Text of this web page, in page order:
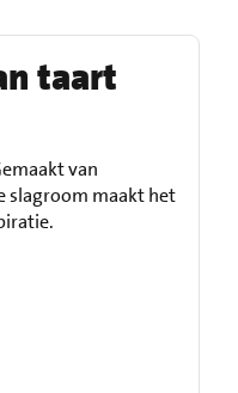
taart
van
slagroom maakt het